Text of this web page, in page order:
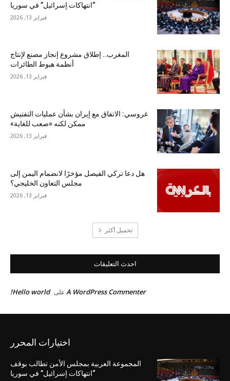
“انتهاكات إسرائيل” في سوريا
فبراير 13, 2026
المغرب.. إطلاق مشروع إنجاز مصنع لإنتاج
أنظمة هبوط الطائرات
فبراير 13, 2026
غروسي: الاتفاق مع إيران بشأن عمليات التفتيش
ممكن لكنه «صعب للغاية»
فبراير 13, 2026
هل دعا تركي الفيصل مؤخرًا لانضمام اليمن إلى
مجلس التعاون الخليجي؟
فبراير 13, 2026
تحميل أكثر
احدث التعليقات
A WordPress Commenter على Hello world!
اختيارات المحرر
المجموعة العربية بمجلس الأمن تطالب بوقف
“انتهاكات إسرائيل” في سوريا